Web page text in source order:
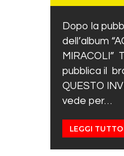
Dopo la
dell’album
MIRACOLI”
pubblica il
QUESTO
vede per…
LEGGI TUTTO